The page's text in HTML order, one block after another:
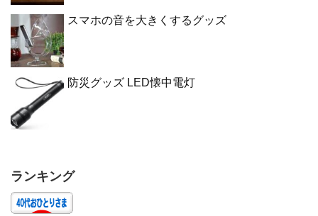
スマホの音を大きくするグッズ
防災グッズ LED懐中電灯
ランキング